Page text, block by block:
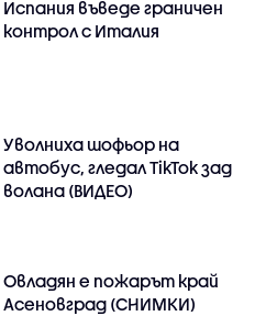
Испания въведе граничен
контрол с Италия
Уволниха шофьор на
автобус, гледал TikTok зад
волана (ВИДЕО)
Овладян е пожарът край
Асеновград (СНИМКИ)